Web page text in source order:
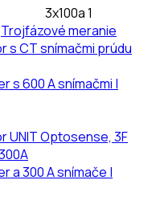
Trojfázové meranie
s 600 A snímačmi |
a 300 A snímače |